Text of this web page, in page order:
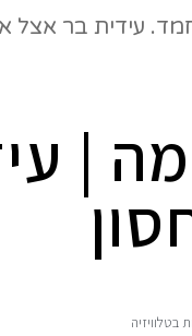
|
בטלוויזיה